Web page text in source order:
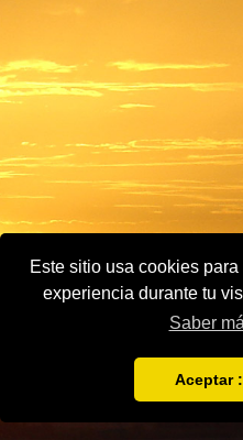
Este sitio usa cookies
experiencia durante tu
Saber
Aceptar